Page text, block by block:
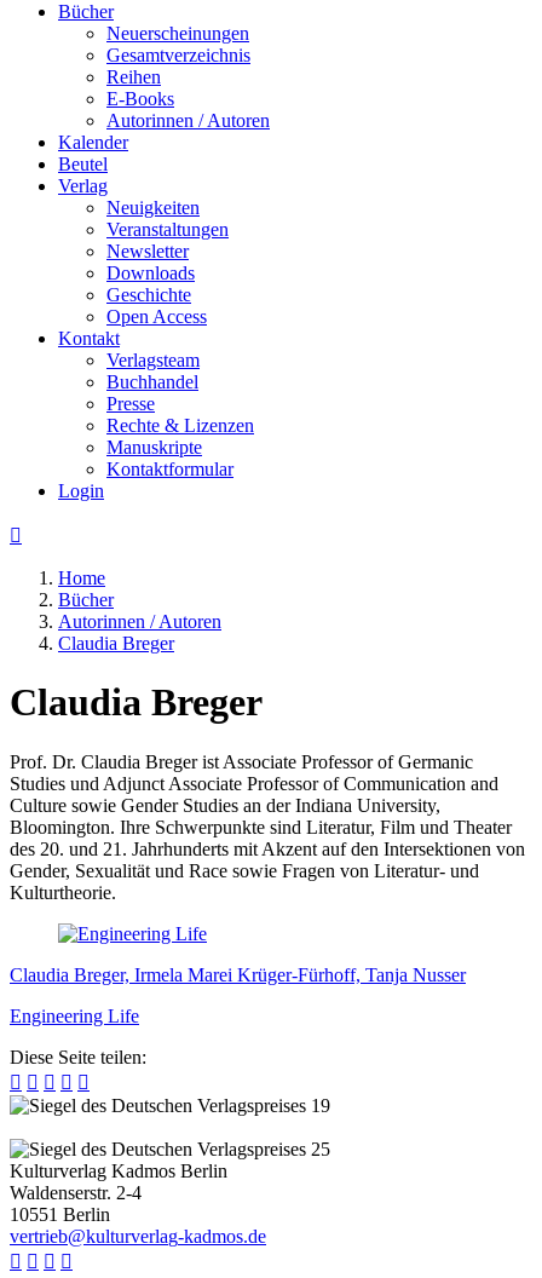
Bücher
Neuerscheinungen
Gesamtverzeichnis
Reihen
E-Books
Autorinnen / Autoren
Kalender
Beutel
Verlag
Neuigkeiten
Veranstaltungen
Newsletter
Downloads
Geschichte
Open Access
Kontakt
Verlagsteam
Buchhandel
Presse
Rechte & Lizenzen
Manuskripte
Kontaktformular
Login

Home
Bücher
Autorinnen / Autoren
Claudia Breger
Claudia Breger
Prof. Dr. Claudia Breger ist Associate Professor of Germanic
Studies und Adjunct Associate Professor of Communication and
Culture sowie Gender Studies an der Indiana University,
Bloomington. Ihre Schwerpunkte sind Literatur, Film und Theater
des 20. und 21. Jahrhunderts mit Akzent auf den Intersektionen von
Gender, Sexualität und Race sowie Fragen von Literatur- und
Kulturtheorie.
Claudia Breger, Irmela Marei Krüger-Fürhoff, Tanja Nusser
Engineering Life
Diese Seite teilen:
    
Kulturverlag Kadmos Berlin
Waldenserstr. 2-4
10551 Berlin
vertrieb@kulturverlag-kadmos.de
   